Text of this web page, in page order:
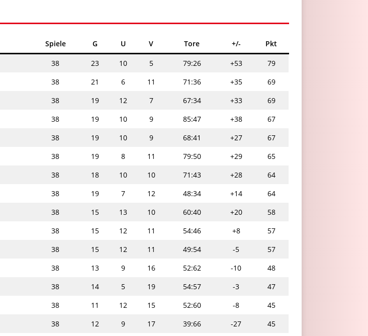
Spiele G U V Tore +/- Pkt
38 23 10 5 79:26 +53
79
38 21 6 11 71:36 +35
69
38 19 12 7 67:34 +33
69
38 19 10 9 85:47 +38
67
38 19 10 9 68:41 +27
67
38 19 8 11 79:50 +29
65
38 18 10 10 71:43 +28
64
38 19 7 12 48:34 +14
64
38 15 13 10 60:40 +20
58
38 15 12 11 54:46 +8
57
38 15 12 11 49:54 -5
57
38 13 9 16 52:62 -10
48
38 14 5 19 54:57 -3
47
38 11 12 15 52:60 -8
45
38 12 9 17 39:66 -27
45